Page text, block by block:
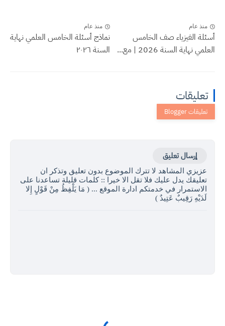
منذ عام
أسئلة الفيزياء صف الخامس
العلمي نهاية السنة 2026 | مع...
منذ عام
نماذج أسئلة الخامس العلمي نهاية
السنة ٢٠٢٦
تعليقات
إرسال تعليق
عزيزي المشاهد لا تترك الموضوع بدون تعليق وتذكر ان
تعليقك يدل عليك فلا تقل الا خيرا :: كلمات قليلة تساعدنا على
الاستمرار في خدمتكم ادارة الموقع ... ( مَا يَلْفِظُ مِنْ قَوْلٍ إِلا
لَدَيْهِ رَقِيبٌ عَتِيدٌ )